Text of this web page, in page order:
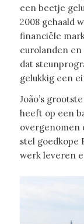
een beetje
2008 gehaald
financiële
eurolanden en
dat
gelukkig een
João’s
heeft op een
overgenomen
stel goedkope
werk leveren